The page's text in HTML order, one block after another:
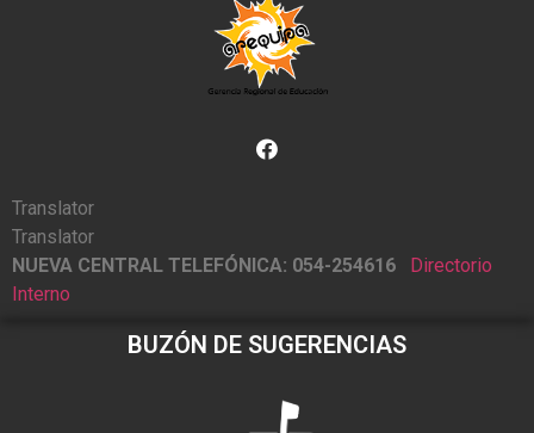
Translator
Translator
NUEVA CENTRAL TELEFÓNICA: 054-254616
Directorio
Interno
BUZÓN DE SUGERENCIAS